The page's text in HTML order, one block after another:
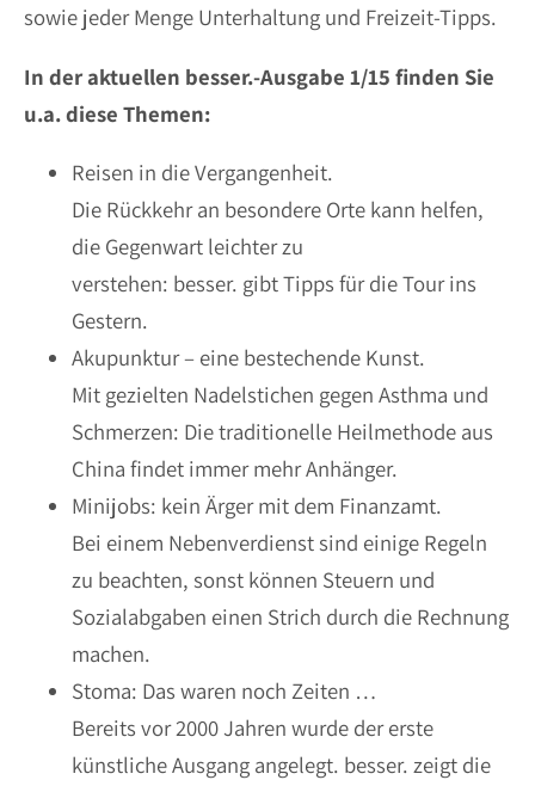
sowie jeder Menge Unterhaltung und Freizeit-Tipps.
In der aktuellen besser.-Ausgabe 1/15 finden Sie
u.a. diese Themen:
Reisen in die Vergangenheit.
Die Rückkehr an besondere Orte kann helfen,
die Gegenwart leichter zu
verstehen: besser. gibt Tipps für die Tour ins
Gestern.
Akupunktur – eine bestechende Kunst.
Mit gezielten Nadelstichen gegen Asthma und
Schmerzen: Die traditionelle Heilmethode aus
China findet immer mehr Anhänger.
Minijobs: kein Ärger mit dem Finanzamt.
Bei einem Nebenverdienst sind einige Regeln
zu beachten, sonst können Steuern und
Sozialabgaben einen Strich durch die Rechnung
machen.
Stoma: Das waren noch Zeiten …
Bereits vor 2000 Jahren wurde der erste
künstliche Ausgang angelegt. besser. zeigt die